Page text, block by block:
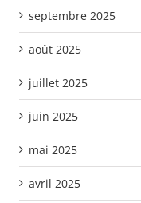
septembre 2025
août 2025
juillet 2025
juin 2025
mai 2025
avril 2025